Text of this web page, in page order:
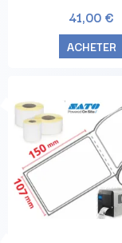
41,00 €
ACHETER